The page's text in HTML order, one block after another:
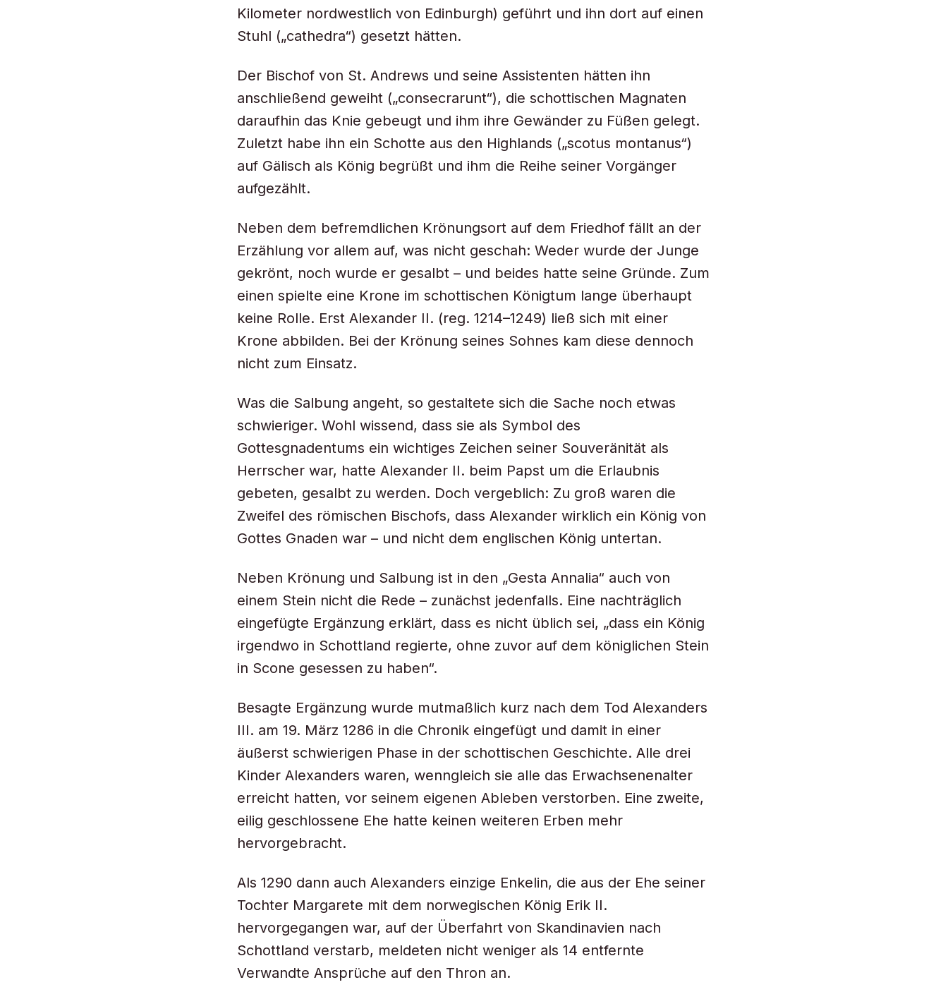
Kilometer nordwestlich von Edinburgh) geführt und ihn dort auf einen
Stuhl („cathedra“) gesetzt hätten.
Der Bischof von St. Andrews und seine Assistenten hätten ihn
anschließend geweiht („consecrarunt“), die schottischen Magnaten
daraufhin das Knie gebeugt und ihm ihre Gewänder zu Füßen gelegt.
Zuletzt habe ihn ein Schotte aus den Highlands („scotus montanus“)
auf Gälisch als König begrüßt und ihm die Reihe seiner Vorgänger
aufgezählt.
Neben dem befremdlichen Krönungsort auf dem Friedhof fällt an der
Erzählung vor allem auf, was nicht geschah: Weder wurde der Junge
gekrönt, noch wurde er gesalbt – und beides hatte seine Gründe. Zum
einen spielte eine Krone im schottischen Königtum lange überhaupt
keine Rolle. Erst Alexander II. (reg. 1214–1249) ließ sich mit einer
Krone abbilden. Bei der Krönung seines Sohnes kam diese dennoch
nicht zum Einsatz.
Was die Salbung angeht, so gestaltete sich die Sache noch etwas
schwieriger. Wohl wissend, dass sie als Symbol des
Gottesgnadentums ein wichtiges Zeichen seiner Souveränität als
Herrscher war, hatte Alexander II. beim Papst um die Erlaubnis
gebeten, gesalbt zu werden. Doch vergeblich: Zu groß waren die
Zweifel des römischen Bischofs, dass Alexander wirklich ein König von
Gottes Gnaden war – und nicht dem englischen König untertan.
Neben Krönung und Salbung ist in den „Gesta Annalia“ auch von
einem Stein nicht die Rede – zunächst jedenfalls. Eine nachträglich
eingefügte Ergänzung erklärt, dass es nicht üblich sei, „dass ein König
irgendwo in Schottland regierte, ohne zuvor auf dem königlichen Stein
in Scone gesessen zu haben“.
Besagte Ergänzung wurde mutmaßlich kurz nach dem Tod Alexanders
III. am 19. März 1286 in die Chronik eingefügt und damit in einer
äußerst schwierigen Phase in der schottischen Geschichte. Alle drei
Kinder Alexanders waren, wenngleich sie alle das Erwachsenenalter
erreicht hatten, vor seinem eigenen Ableben verstorben. Eine zweite,
eilig geschlossene Ehe hatte keinen weiteren Erben mehr
hervorgebracht.
Als 1290 dann auch Alexanders einzige Enkelin, die aus der Ehe seiner
Tochter Margarete mit dem norwegischen König Erik II.
hervorgegangen war, auf der Überfahrt von Skandinavien nach
Schottland verstarb, meldeten nicht weniger als 14 entfernte
Verwandte Ansprüche auf den Thron an.